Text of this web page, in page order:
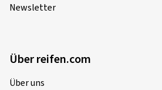
Newsletter
Über reifen.com
Über uns